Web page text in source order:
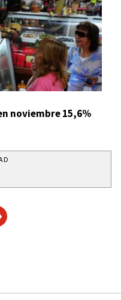
noviembre 15,6%